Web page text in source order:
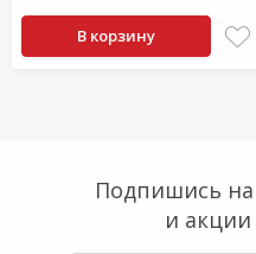
В корзину
Подпишись на
и